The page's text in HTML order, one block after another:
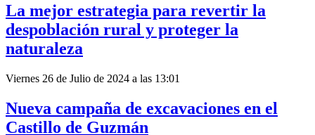
La mejor estrategia para revertir la
despoblación rural y proteger la
naturaleza
Viernes 26 de Julio de 2024 a las 13:01
Nueva campaña de excavaciones en el
Castillo de Guzmán